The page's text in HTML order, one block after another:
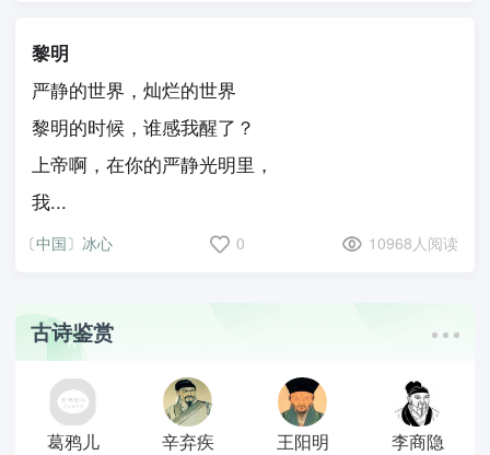
黎明
严静的世界，灿烂的世界
黎明的时候，谁感我醒了？
上帝啊，在你的严静光明里，
我...
〔中国〕冰心 0 10968人阅读
古诗鉴赏
葛鸦儿 辛弃疾 王阳明 李商隐